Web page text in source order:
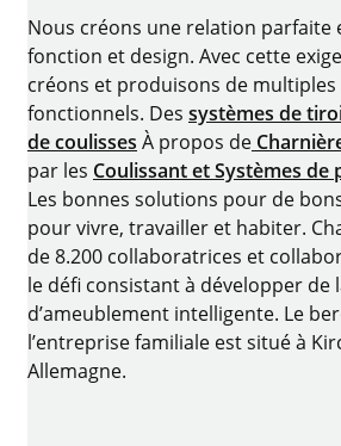
Nous créons une relation parfaite
fonction et design. Avec cette
créons et produisons de
fonctionnels. Des systèmes de
de coulisses À propos de
par les Coulissant et Systèmes de
Les bonnes solutions pour de
pour vivre, travailler et habiter.
de 8.200 collaboratrices et
le défi consistant à développer de
d’ameublement intelligente. Le
l’entreprise familiale est situé à
Allemagne.